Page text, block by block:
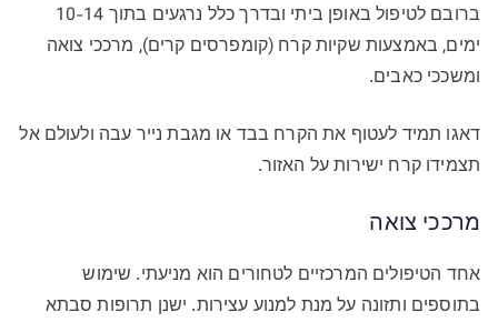
ברובם לטיפול באופן ביתי ובדרך כלל נרגעים בתוך 10-14
ימים, באמצעות שקיות קרח (קומפרסים קרים), מרככי צואה
ומשככי כאבים.
דאגו תמיד לעטוף את הקרח בבד או מגבת נייר עבה ולעולם אל
תצמידו קרח ישירות על האזור.
מרככי צואה
אחד הטיפולים המרכזיים לטחורים הוא מניעתי. שימוש
בתוספים ותזונה על מנת למנוע עצירות. ישנן תרופות סבתא